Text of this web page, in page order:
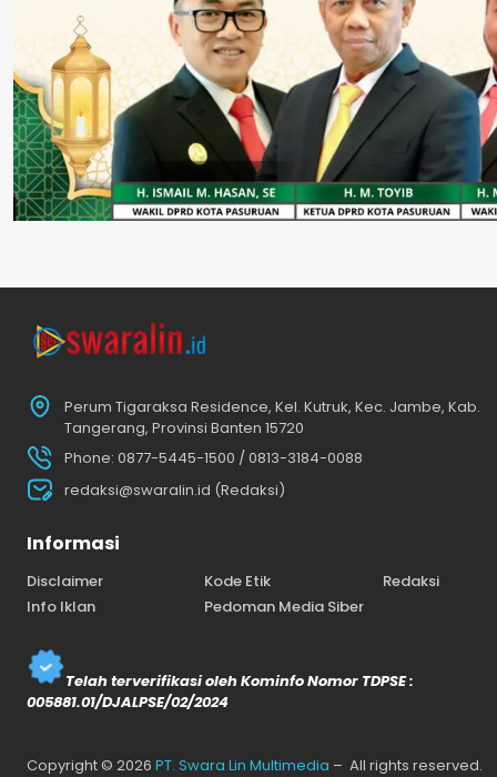
Perum Tigaraksa Residence, Kel. Kutruk, Kec. Jambe, Kab.
Tangerang, Provinsi Banten 15720
Phone: 0877-5445-1500 / 0813-3184-0088
redaksi@swaralin.id (Redaksi)
Informasi
Disclaimer Kode Etik
Redaksi
Info Iklan
Pedoman Media Siber
Telah terverifikasi oleh Kominfo Nomor TDPSE :
005881.01/DJALPSE/02/2024
Copyright © 2026 PT. Swara Lin Multimedia – All rights reserved.